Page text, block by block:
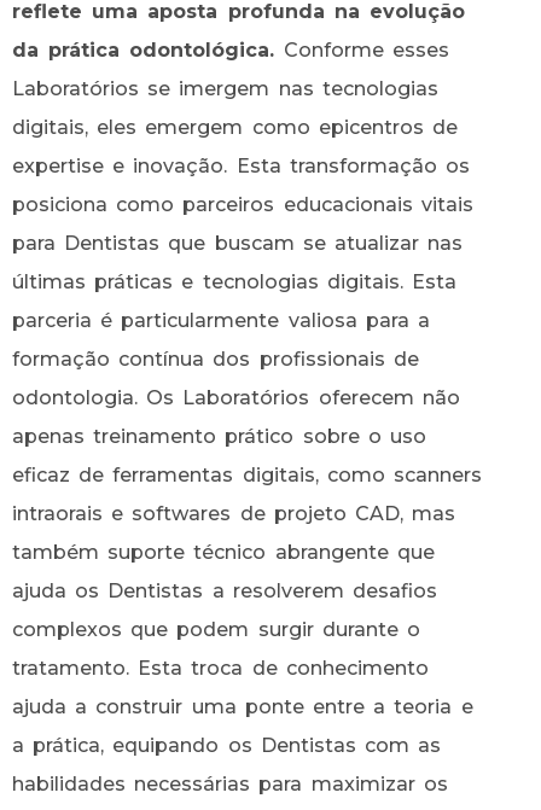
reflete uma aposta profunda na evolução
da prática odontológica. Conforme esses
Laboratórios se imergem nas tecnologias
digitais, eles emergem como epicentros de
expertise e inovação. Esta transformação os
posiciona como parceiros educacionais vitais
para Dentistas que buscam se atualizar nas
últimas práticas e tecnologias digitais. Esta
parceria é particularmente valiosa para a
formação contínua dos profissionais de
odontologia. Os Laboratórios oferecem não
apenas treinamento prático sobre o uso
eficaz de ferramentas digitais, como scanners
intraorais e softwares de projeto CAD, mas
também suporte técnico abrangente que
ajuda os Dentistas a resolverem desafios
complexos que podem surgir durante o
tratamento. Esta troca de conhecimento
ajuda a construir uma ponte entre a teoria e
a prática, equipando os Dentistas com as
habilidades necessárias para maximizar os